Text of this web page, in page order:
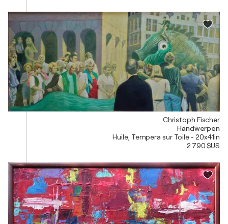
Christoph Fischer
Handwerpen
Huile, Tempera sur Toile - 20x41in
2 790 $US